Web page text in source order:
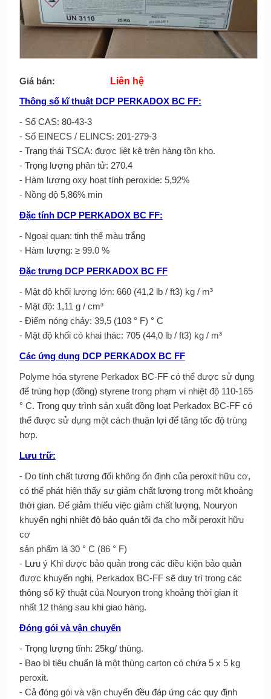
Giá bán:
Liên hệ
Thông số kĩ thuật DCP PERKADOX BC FF:
- Số CAS: 80-43-3
- Số EINECS / ELINCS: 201-279-3
- Trạng thái TSCA: được liệt kê trên hàng tồn kho.
- Trọng lượng phân tử: 270.4
- Hàm lượng oxy hoạt tính peroxide: 5,92%
- Nồng độ 5,86% min
Đặc tính DCP PERKADOX BC FF:
- Ngoại quan: tinh thể màu trắng
- Hàm lượng: ≥ 99.0 %
Đặc trưng DCP PERKADOX BC FF
- Mật độ khối lượng lớn: 660 (41,2 lb / ft3) kg / m³
- Mật độ: 1,11 g / cm³
- Điểm nóng chảy: 39,5 (103 ° F) ° C
- Mật độ khối có khai thác: 705 (44,0 lb / ft3) kg / m³
Các ứng dụng DCP PERKADOX BC FF
Polyme hóa styrene Perkadox BC-FF có thể được sử dụng
để trùng hợp (đồng) styrene trong phạm vi nhiệt độ 110-165
° C. Trong quy trình sản xuất đồng loạt Perkadox BC-FF có
thể được sử dụng một cách thuận lợi để tăng tốc độ trùng
hợp.
Lưu trữ:
- Do tính chất tương đối không ổn định của peroxit hữu cơ,
có thể phát hiện thấy sự giảm chất lượng trong một khoảng
thời gian. Để giảm thiểu việc giảm chất lượng, Nouryon
khuyến nghị nhiệt độ bảo quản tối đa cho mỗi peroxit hữu
cơ
sản phẩm là 30 ° C (86 ° F)
- Lưu ý Khi được bảo quản trong các điều kiện bảo quản
được khuyến nghị, Perkadox BC-FF sẽ duy trì trong các
thông số kỹ thuật của Nouryon trong khoảng thời gian ít
nhất 12 tháng sau khi giao hàng.
Đóng gói và vận chuyển
- Trọng lượng tĩnh: 25kg/ thùng.
- Bao bì tiêu chuẩn là một thùng carton có chứa 5 x 5 kg
peroxit.
- Cả đóng gói và vận chuyển đều đáp ứng các quy định